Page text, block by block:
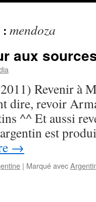
mendoza
aux
Revenir à
dire, revoir
^^ Et aussi
est
→
| Marqué avec